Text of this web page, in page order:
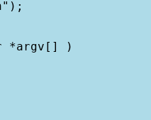
*argv[] )